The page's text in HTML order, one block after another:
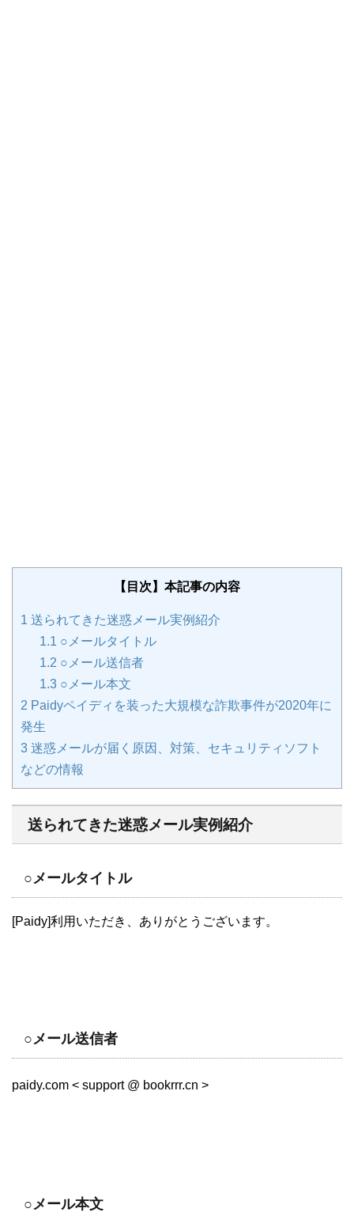
【目次】本記事の内容
1 送られてきた迷惑メール実例紹介
1.1 ○メールタイトル
1.2 ○メール送信者
1.3 ○メール本文
2 Paidyペイディを装った大規模な詐欺事件が2020年に
発生
3 迷惑メールが届く原因、対策、セキュリティソフト
などの情報
送られてきた迷惑メール実例紹介
○メールタイトル
[Paidy]利用いただき、ありがとうございます。
○メール送信者
paidy.com < support @ bookrrr.cn >
○メール本文